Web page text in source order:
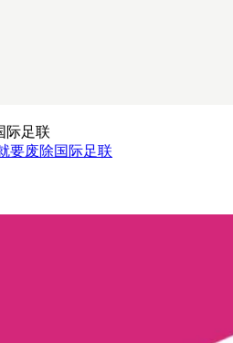
际足联
要废除国际足联